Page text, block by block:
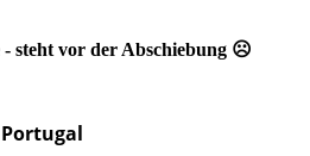
- steht vor der Abschiebung ☹
Portugal